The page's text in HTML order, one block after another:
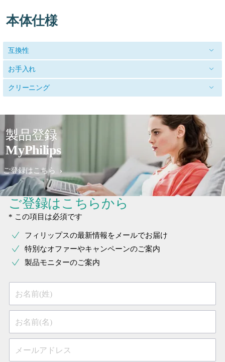
本体仕様
互換性
お手入れ
クリーニング
製品登録
MyPhilips
ご登録はこちら
ご登録はこちらから
* この項目は必須です
フィリップスの最新情報をメールでお届け
特別なオファーやキャンペーンのご案内
製品モニターのご案内
お名前(姓)
お名前(名)
メールアドレス